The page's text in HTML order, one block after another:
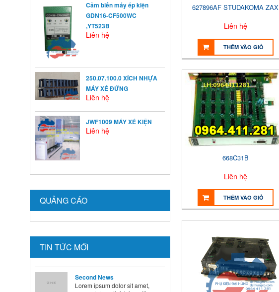
Cảm biến máy ép kiện
GDN16-CF500WC
,YT523B
Liên hệ
250.07.100.0 XÍCH NHỰA
MÁY XÉ ĐỨNG
Liên hệ
JWF1009 MÁY XÉ KIỆN
Liên hệ
QUẢNG CÁO
TIN TỨC MỚI
KHỞI ĐỘNG TỪ LÀ GÌ?
Khởi động từ (KĐT) là một loại
khí cụ điện dùng ...
NGUYÊN NHÂN ẢNH
TRƯỞNG CỦA TRẺ
Ở mỗi thời kỳ trẻ có sự phát
triển khác nhau ...
BÍ QUYẾT SỬ DỤNG MEN VI
SINH Ở TRẺ
Là cha mẹ ai cũng mong
muốn con mình lớn lên ...
HƯỚNG DẪN CAI SỮA CHO
HIỆU QUẢ CÁC BÀ MẸ NÊN
BIẾT
dưỡng và chăm sóc nhi, muốn
Second News
Lorem ipsum dolor sit amet,
consectetur adipisicing elit.
Dolore, veritatis, tempora, ...
627896AF STUDAKOMA ZAX
Liên hệ
THÊM VÀO GIỎ
668C31B
Liên hệ
THÊM VÀO GIỎ